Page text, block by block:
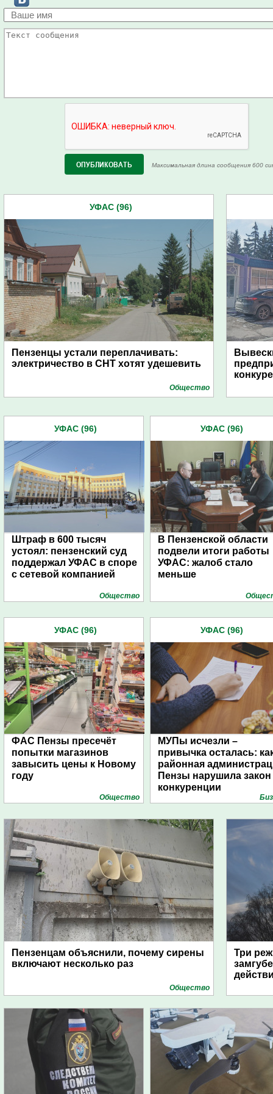
Максимальная длина сообщения 600
УФАС (96)
Пензенцы устали переплачивать:
электричество в СНТ хотят удешевить
Общество
УФАС (96)
Штраф в 600 тысяч
устоял: пензенский суд
поддержал УФАС в споре
с сетевой компанией
Общество
УФАС (96)
В Пензенской области
подвели итоги работы
УФАС: жалоб стало
меньше
УФАС (96)
ФАС Пензы пресечёт
попытки магазинов
завысить цены к Новому
году
Общество
УФАС (96)
МУПы исчезли –
привычка осталась:
районная
Пензы нарушила закон
конкуренции
Пензенцам объяснили, почему сирены
включают несколько раз
Общество
Три